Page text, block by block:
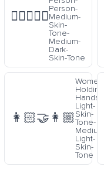
🧑🏽‍❤️‍🧑🏾
Person-
Medium-
Skin-
Tone-
Medium-
Dark-
Skin-Tone
👩🏻‍🤝‍👩🏼
Women-
Holding-
Hands-
Light-
Skin-
Tone-
Medium-
Light-
Skin-
Tone